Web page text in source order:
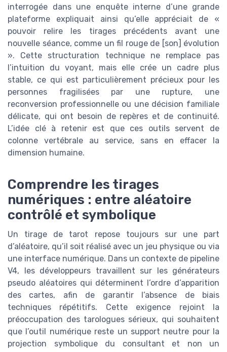
interrogée dans une enquête interne d’une grande
plateforme expliquait ainsi qu’elle appréciait de «
pouvoir relire les tirages précédents avant une
nouvelle séance, comme un fil rouge de [son] évolution
». Cette structuration technique ne remplace pas
l’intuition du voyant, mais elle crée un cadre plus
stable, ce qui est particulièrement précieux pour les
personnes fragilisées par une rupture, une
reconversion professionnelle ou une décision familiale
délicate, qui ont besoin de repères et de continuité.
L’idée clé à retenir est que ces outils servent de
colonne vertébrale au service, sans en effacer la
dimension humaine.
Comprendre les tirages
numériques : entre aléatoire
contrôlé et symbolique
Un tirage de tarot repose toujours sur une part
d’aléatoire, qu’il soit réalisé avec un jeu physique ou via
une interface numérique. Dans un contexte de pipeline
V4, les développeurs travaillent sur les générateurs
pseudo aléatoires qui déterminent l’ordre d’apparition
des cartes, afin de garantir l’absence de biais
techniques répétitifs. Cette exigence rejoint la
préoccupation des tarologues sérieux, qui souhaitent
que l’outil numérique reste un support neutre pour la
projection symbolique du consultant et non un